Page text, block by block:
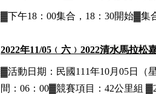
▓下午18：00集合，18：30開始▓集
2022年11/05 ﹙六﹚ 2022清水馬拉松
▓活動日期： 民國111年10月05日
（
間：06：00▓競賽項目：42公里組